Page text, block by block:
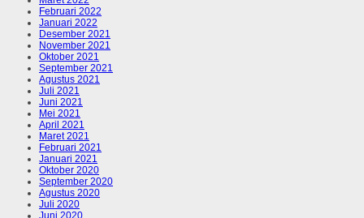
Februari 2022
Januari 2022
Desember 2021
November 2021
Oktober 2021
September 2021
Agustus 2021
Juli 2021
Juni 2021
Mei 2021
April 2021
Maret 2021
Februari 2021
Januari 2021
Oktober 2020
September 2020
Agustus 2020
Juli 2020
Juni 2020